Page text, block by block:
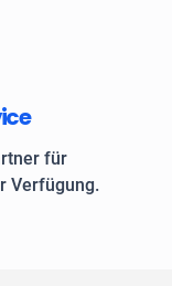
für
Verfügung.